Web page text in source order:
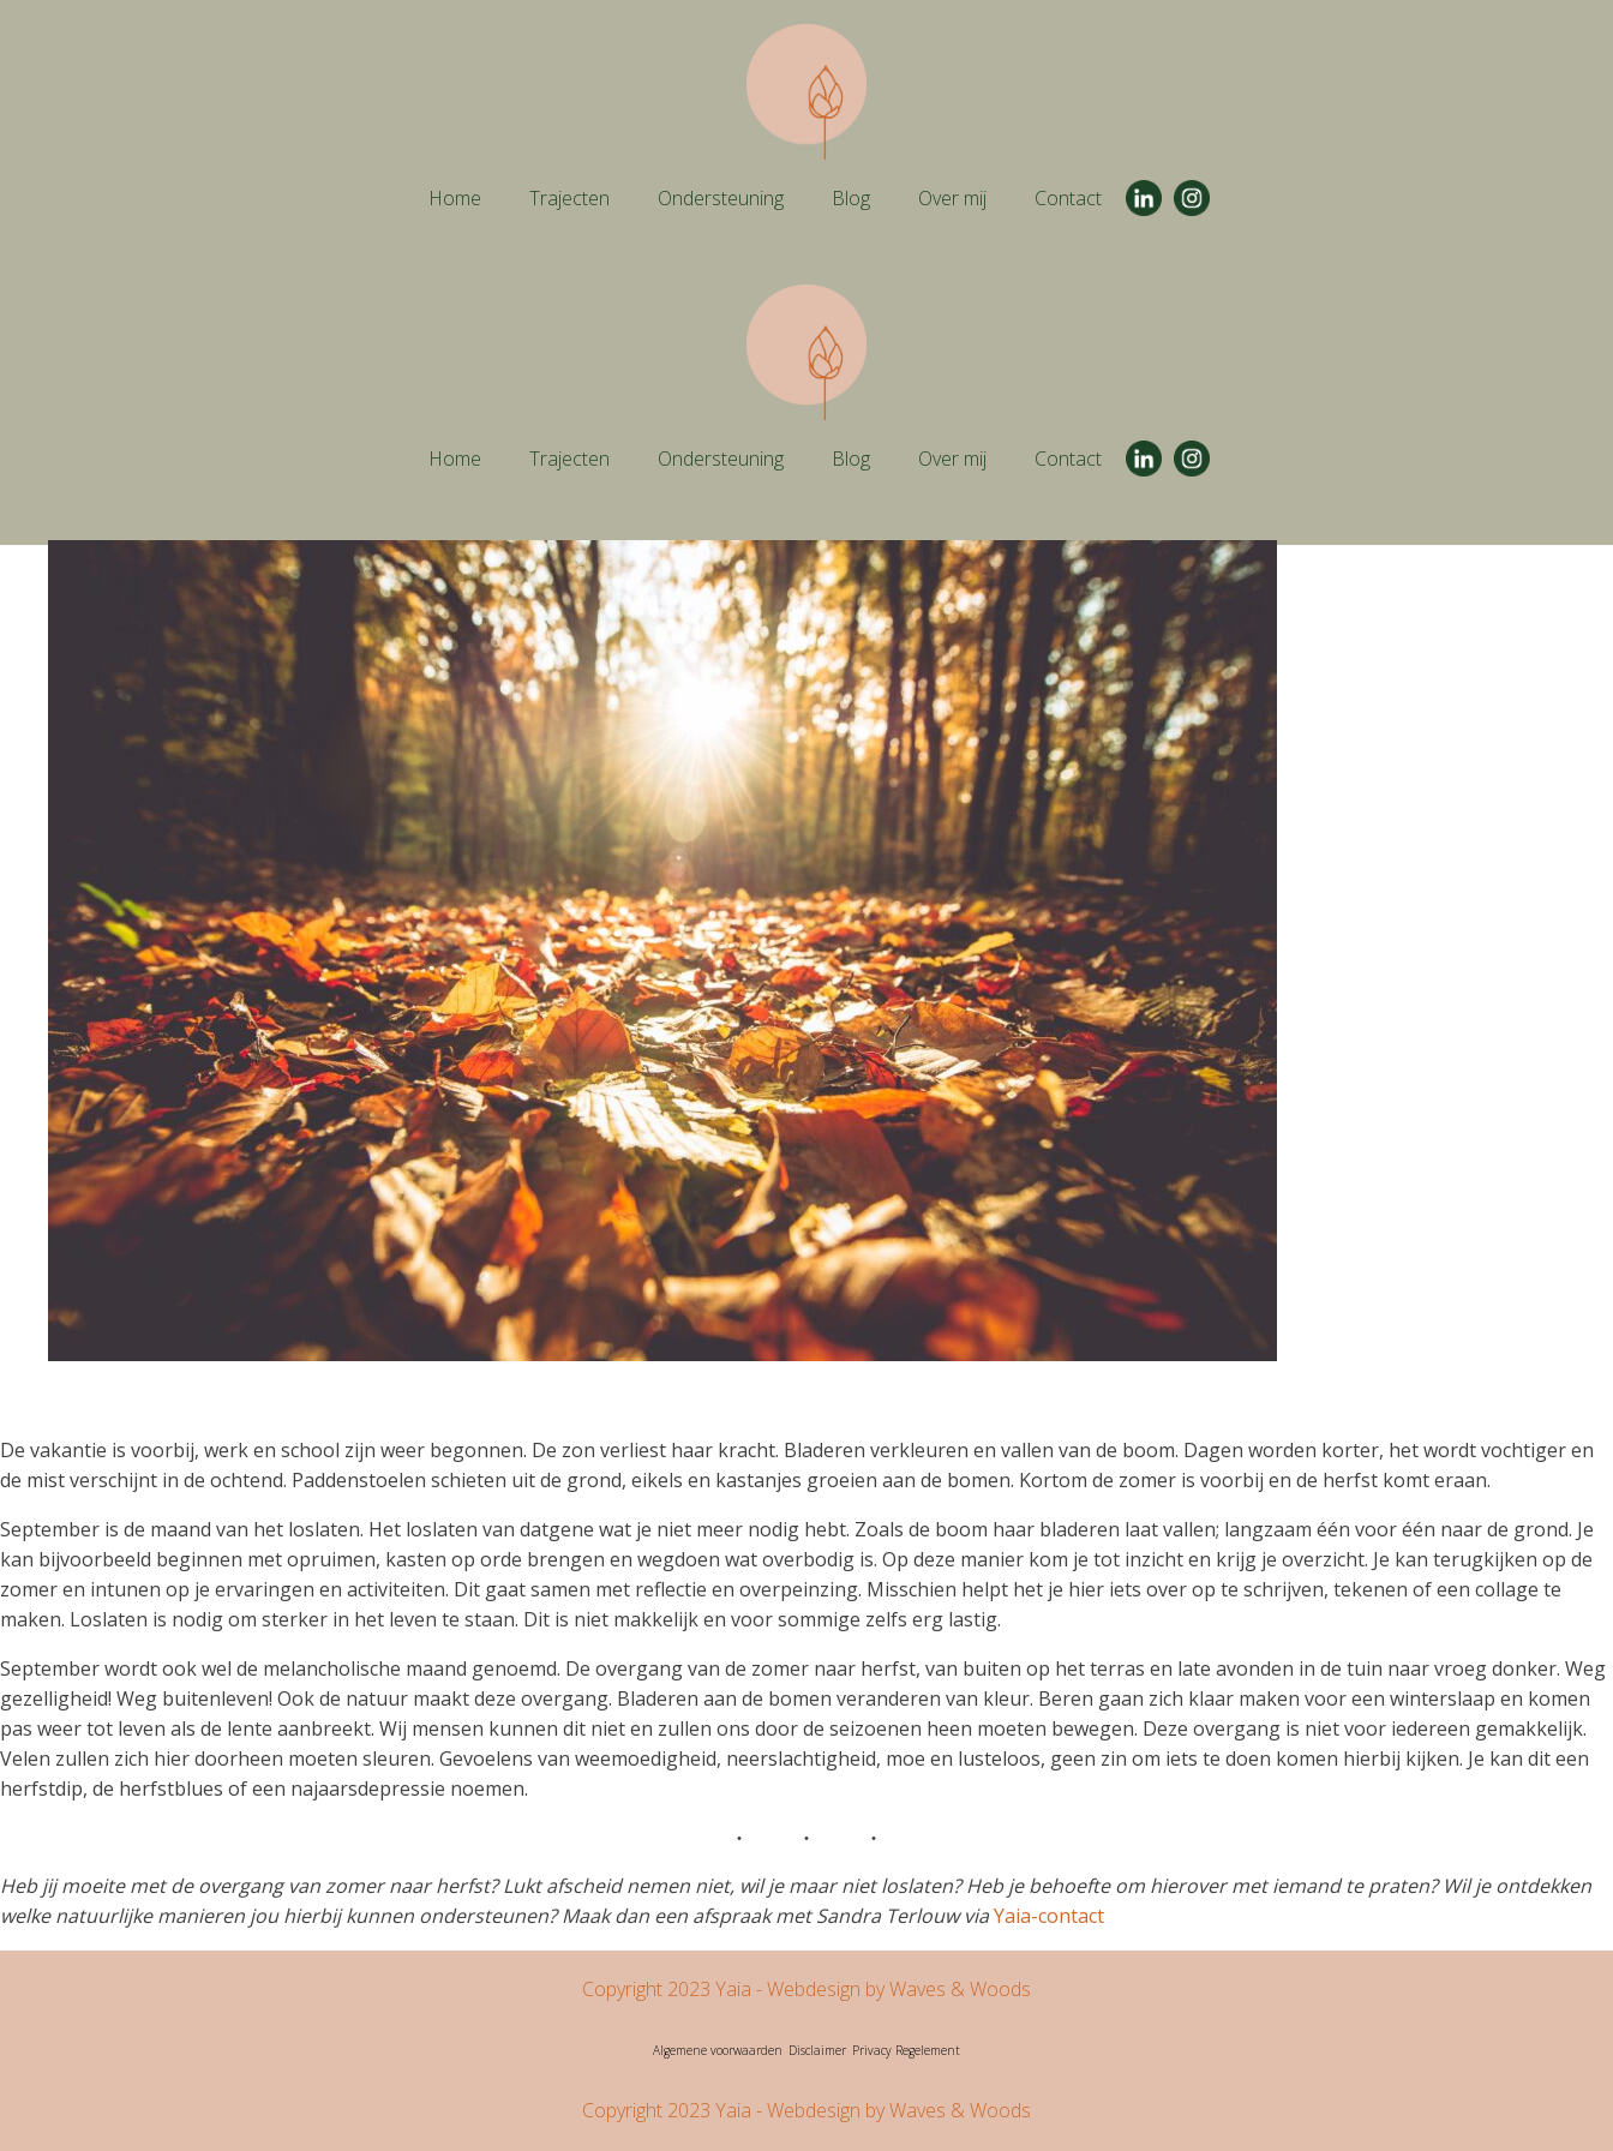
Home Trajecten Ondersteuning Blog Over mij Contact
Home Trajecten Ondersteuning Blog Over mij Contact
De vakantie is voorbij, werk en school zijn weer begonnen. De zon verliest haar kracht. Bladeren verkleuren en vallen van de boom. Dagen worden korter, het wordt vochtiger en
de mist verschijnt in de ochtend. Paddenstoelen schieten uit de grond, eikels en kastanjes groeien aan de bomen. Kortom de zomer is voorbij en de herfst komt eraan.
September is de maand van het loslaten. Het loslaten van datgene wat je niet meer nodig hebt. Zoals de boom haar bladeren laat vallen; langzaam één voor één naar de grond. Je
kan bijvoorbeeld beginnen met opruimen, kasten op orde brengen en wegdoen wat overbodig is. Op deze manier kom je tot inzicht en krijg je overzicht. Je kan terugkijken op de
zomer en intunen op je ervaringen en activiteiten. Dit gaat samen met reflectie en overpeinzing. Misschien helpt het je hier iets over op te schrijven, tekenen of een collage te
maken. Loslaten is nodig om sterker in het leven te staan. Dit is niet makkelijk en voor sommige zelfs erg lastig.
September wordt ook wel de melancholische maand genoemd. De overgang van de zomer naar herfst, van buiten op het terras en late avonden in de tuin naar vroeg donker. Weg
gezelligheid! Weg buitenleven! Ook de natuur maakt deze overgang. Bladeren aan de bomen veranderen van kleur. Beren gaan zich klaar maken voor een winterslaap en komen
pas weer tot leven als de lente aanbreekt. Wij mensen kunnen dit niet en zullen ons door de seizoenen heen moeten bewegen. Deze overgang is niet voor iedereen gemakkelijk.
Velen zullen zich hier doorheen moeten sleuren. Gevoelens van weemoedigheid, neerslachtigheid, moe en lusteloos, geen zin om iets te doen komen hierbij kijken. Je kan dit een
herfstdip, de herfstblues of een najaarsdepressie noemen.
Heb jij moeite met de overgang van zomer naar herfst? Lukt afscheid nemen niet, wil je maar niet loslaten? Heb je behoefte om hierover met iemand te praten? Wil je ontdekken
welke natuurlijke manieren jou hierbij kunnen ondersteunen? Maak dan een afspraak met Sandra Terlouw viaYaia-contact
Copyright 2023 Yaia - Webdesign by Waves & Woods
Algemene voorwaarden Disclaimer Privacy Regelement
Copyright 2023 Yaia - Webdesign by Waves & Woods